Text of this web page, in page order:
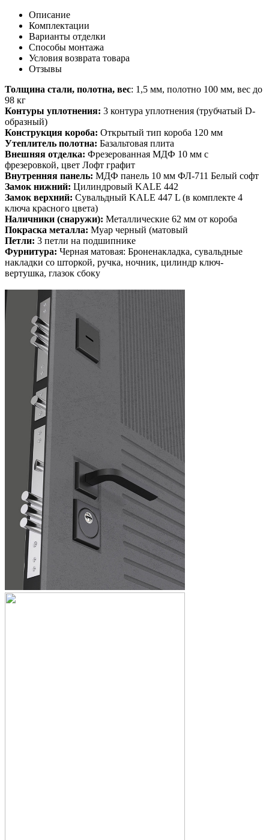
Описание
Комплектации
Варианты отделки
Способы монтажа
Условия возврата товара
Отзывы
Толщина стали, полотна, вес: 1,5 мм, полотно 100 мм, вес до
98 кг
Контуры уплотнения: 3 контура уплотнения (трубчатый D-
образный)
Конструкция короба: Открытый тип короба 120 мм
Утеплитель полотна: Базальтовая плита
Внешняя отделка: Фрезерованная МДФ 10 мм с
фрезеровкой, цвет Лофт графит
Внутренняя панель: МДФ панель 10 мм ФЛ-711 Белый софт
Замок нижний: Цилиндровый KALE 442
Замок верхний: Сувальдный KALE 447 L (в комплекте 4
ключа красного цвета)
Наличники (снаружи): Металлические 62 мм от короба
Покраска металла: Муар черный (матовый
Петли: 3 петли на подшипнике
Фурнитура: Черная матовая: Броненакладка, сувальдные
накладки со шторкой, ручка, ночник, цилиндр ключ-
вертушка, глазок сбоку